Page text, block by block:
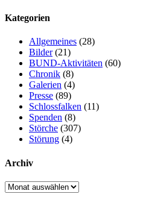
Kategorien
Allgemeines (28)
Bilder(21)
BUND-Aktivitäten (60)
Chronik (8)
Galerien (4)
Presse (89)
Schlossfalken (11)
Spenden (8)
Störche (307)
Störung (4)
Archiv
Archiv